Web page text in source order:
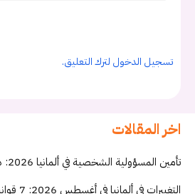
تسجيل الدخول لترك التعليق.
اخر المقالات
تأمين المسؤولية الشخصية في ألمانيا 2026: دليل Privathaftpflicht
التغييرات في ألمانيا في أغسطس 2026: 7 قوانين تهمك